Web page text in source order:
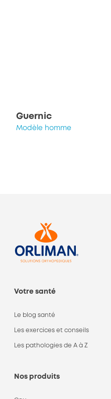
Guernic
Modèle homme
Votre santé
Le blog santé
Les exercices et conseils
Les pathologies de A à Z
Nos produits